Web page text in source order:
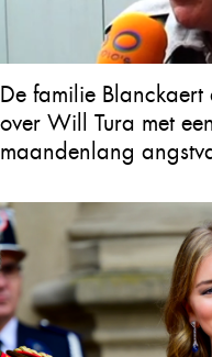
De familie
over Will Tura met
maandenlang